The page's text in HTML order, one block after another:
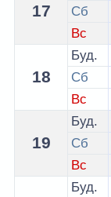
17
Сб
Вс
18
Буд.
Сб
Вс
19
Буд.
Сб
Вс
Буд.